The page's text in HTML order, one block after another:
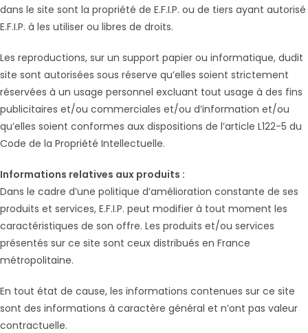
dans le site sont la propriété de E.F.I.P. ou de tiers ayant autorisé
E.F.I.P. à les utiliser ou libres de droits.
Les reproductions, sur un support papier ou informatique, dudit
site sont autorisées sous réserve qu’elles soient strictement
réservées à un usage personnel excluant tout usage à des fins
publicitaires et/ou commerciales et/ou d’information et/ou
qu’elles soient conformes aux dispositions de l’article L122-5 du
Code de la Propriété Intellectuelle.
Informations relatives aux produits :
Dans le cadre d’une politique d’amélioration constante de ses
produits et services, E.F.I.P. peut modifier à tout moment les
caractéristiques de son offre. Les produits et/ou services
présentés sur ce site sont ceux distribués en France
métropolitaine.
En tout état de cause, les informations contenues sur ce site
sont des informations à caractère général et n’ont pas valeur
contractuelle.